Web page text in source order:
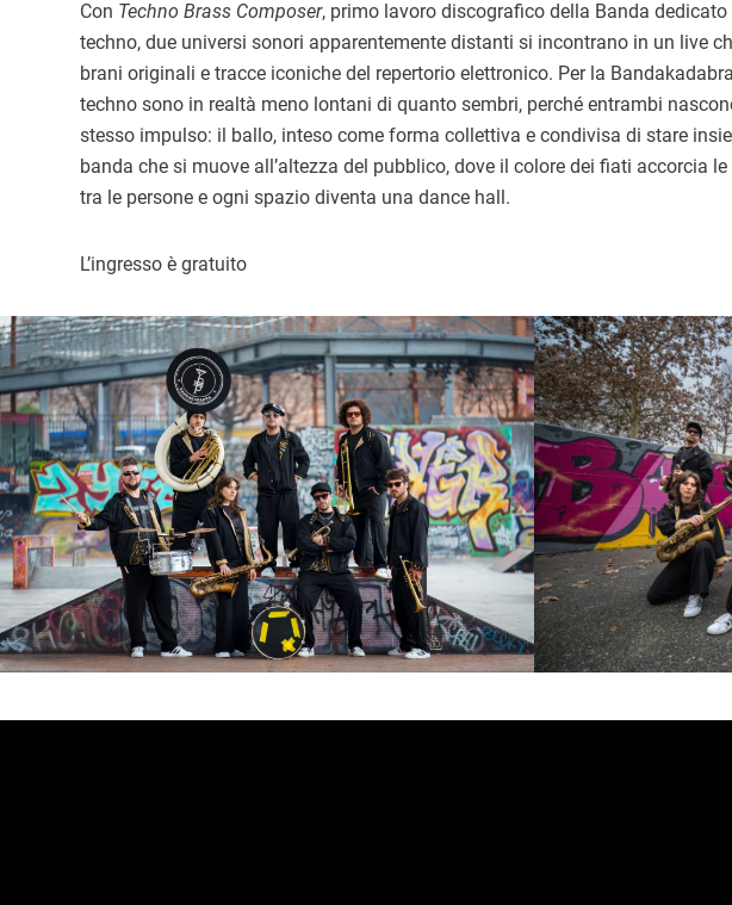
Con Techno Brass Composer, primo lavoro discografico della Banda dedicato
techno, due universi sonori apparentemente distanti si incontrano in un live
brani originali e tracce iconiche del repertorio elettronico. Per la
techno sono in realtà meno lontani di quanto sembri, perché entrambi
stesso impulso: il ballo, inteso come forma collettiva e condivisa di stare
banda che si muove all’altezza del pubblico, dove il colore dei fiati accorcia
tra le persone e ogni spazio diventa una dance hall.
L’ingresso è gratuito